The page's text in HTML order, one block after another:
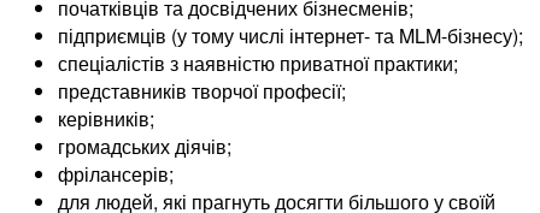
початківців та досвідчених бізнесменів;
підприємців (у тому числі інтернет- та MLM-бізнесу);
спеціалістів з наявністю приватної практики;
представників творчої професії;
керівників;
громадських діячів;
фрілансерів;
для людей, які прагнуть досягти більшого у своїй